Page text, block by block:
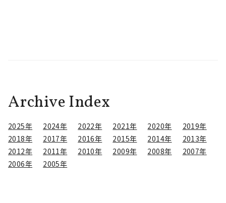
Archive Index
2025年 2024年 2022年 2021年 2020年
2019年
2018年
2017年 2016年 2015年 2014年
2013年
2012年
2011年 2010年 2009年 2008年
2007年
2006年
2005年